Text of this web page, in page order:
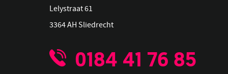
Lelystraat 61
3364 AH Sliedrecht
0184 41 76 85